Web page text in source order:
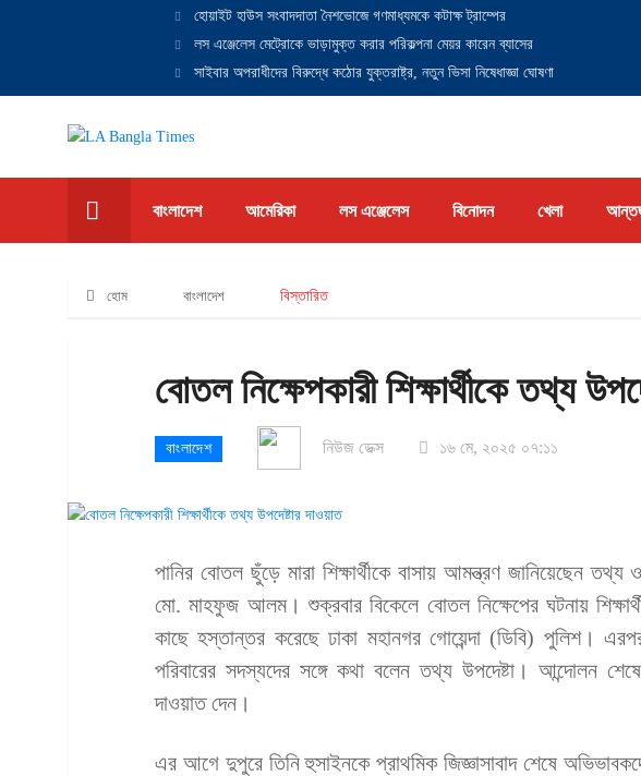
হোয়াইট হাউস সংবাদদাতা নৈশভোজে গণমাধ্যমকে কটাক্ষ ট্রাম্পের
লস এঞ্জেলেস মেট্রোকে ভাড়ামুক্ত করার পরিকল্পনা মেয়র কারেন ব্যাসের
সাইবার অপরাধীদের বিরুদ্ধে কঠোর যুক্তরাষ্ট্র, নতুন ভিসা নিষেধাজ্ঞা ঘোষণা
বাংলাদেশ আমেরিকা লস এঞ্জেলেস বিনোদন খেলা
হোম বাংলাদেশ বিস্তারিত
বোতল নিক্ষেপকারী শিক্ষার্থীকে তথ্য
বাংলাদেশ নিউজ ডেক্স ১৬ মে, ২০২৫ ০৭:১১
পানির বোতল ছুঁড়ে মারা শিক্ষার্থীকে বাসায় আমন্ত্রণ জানিয়েছেন তথ্য
মো. মাহফুজ আলম। শুক্রবার বিকেলে বোতল নিক্ষেপের ঘটনায়
কাছে হস্তান্তর করেছে ঢাকা মহানগর গোয়েন্দা (ডিবি) পুলিশ।
পরিবারের সদস্যদের সঙ্গে কথা বলেন তথ্য উপদেষ্টা। আন্দোলন
দাওয়াত দেন।
এর আগে দুপুরে তিনি হুসাইনকে প্রাথমিক জিজ্ঞাসাবাদ শেষে